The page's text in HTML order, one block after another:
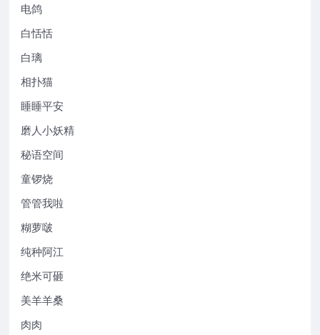
电鸽
白恬恬
白璃
相扑猫
睡睡平安
磨人小妖精
秘语空间
童锣烧
管管我啦
糊萝啵
纯种阿江
绝米可砸
美羊羊桑
肉肉